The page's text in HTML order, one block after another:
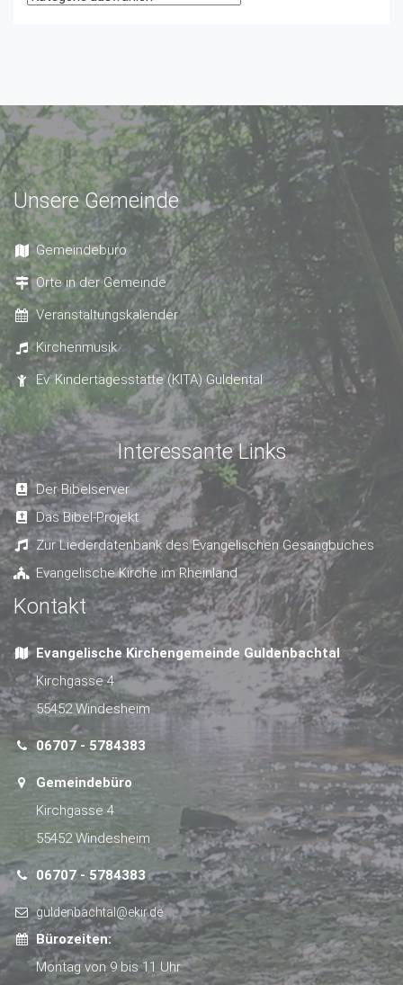
Unsere Gemeinde
Gemeindebüro
Orte in der Gemeinde
Veranstaltungskalender
Kirchenmusik
Ev. Kindertagesstätte (KITA) Guldental
Interessante Links
Der Bibelserver
Das Bibel-Projekt
Zur Liederdatenbank des Evangelischen Gesangbuches
Evangelische Kirche im Rheinland
Kontakt
Evangelische Kirchengemeinde Guldenbachtal
Kirchgasse 4
55452 Windesheim
06707 - 5784383
Gemeindebüro
Kirchgasse 4
55452 Windesheim
06707 - 5784383
guldenbachtal@ekir.de
Bürozeiten:
Montag von 9 bis 11 Uhr